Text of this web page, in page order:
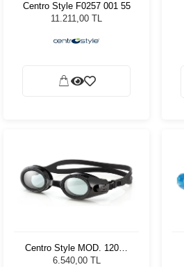
Centro Style F0257 001 55
11.211,00 TL
Centro Style MOD. 12003
Siyah G
6.540,00 TL